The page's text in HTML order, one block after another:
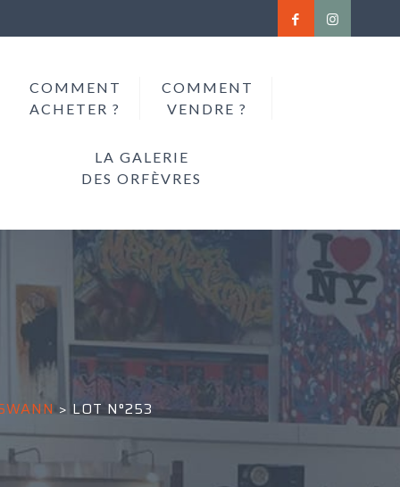
COMMENT
ACHETER ?
COMMENT
VENDRE ?
LA GALERIE
DES ORFÈVRES
> LOT N°253